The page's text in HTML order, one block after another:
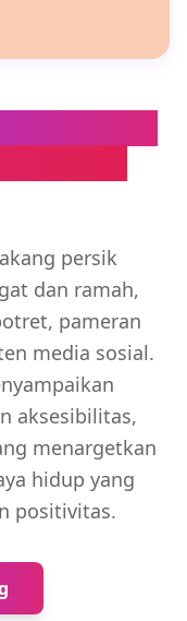
persik
dan ramah,
pameran
media sosial.
aksesibilitas,
menargetkan
hidup yang
positivitas.